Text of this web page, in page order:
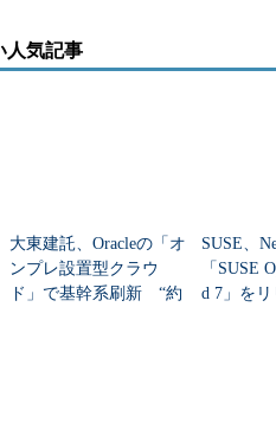
人気記事
大東建託、Oracleの「オ
ンプレ設置型クラウ
ド」で基幹系刷新 “約
SUSE、
「SUSE
d 7」をリ